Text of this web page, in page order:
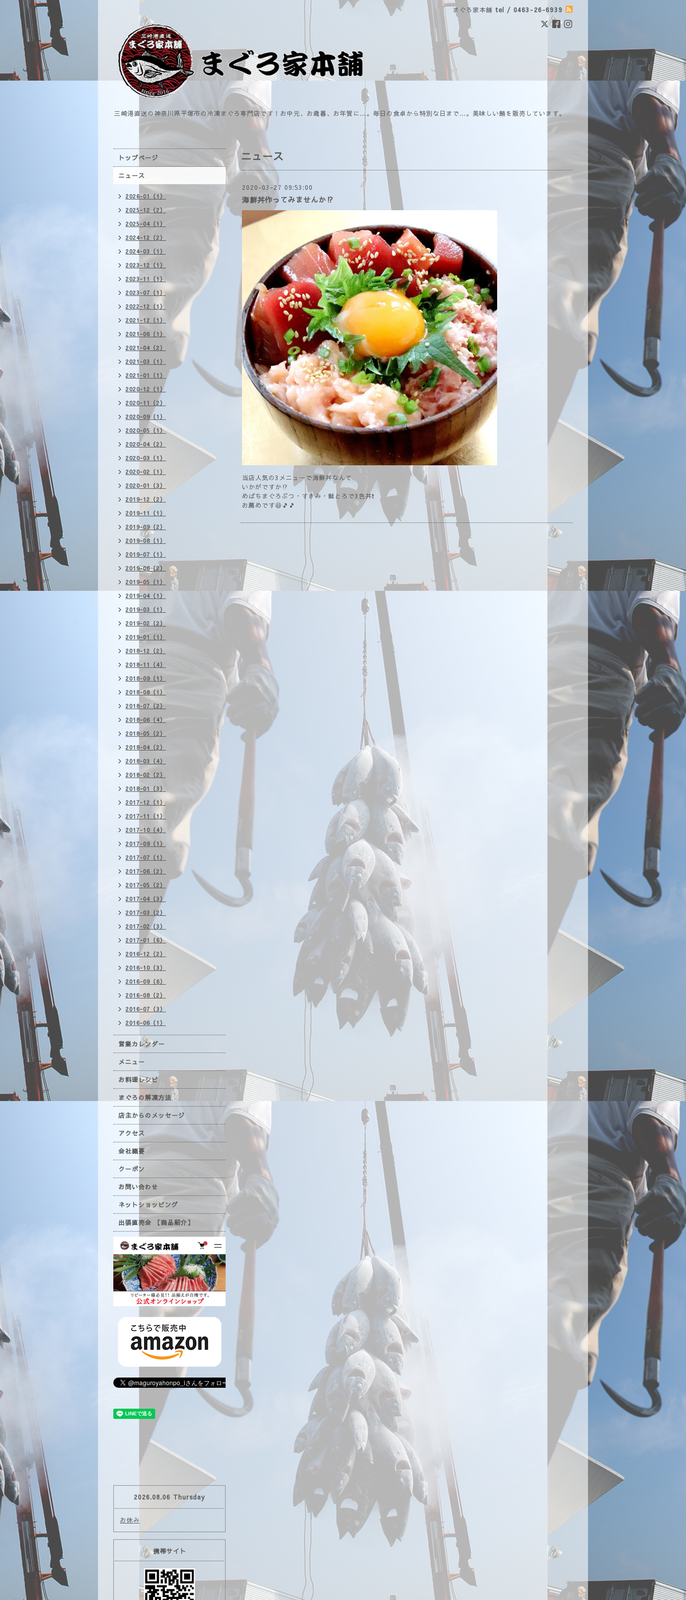
まぐろ家本舗 tel / 0463-26-6939
三崎港直送の神奈川県平塚市の冷凍まぐろ専門店です！お中元、お歳暮、お年賀に…。毎日の食卓から特別な日まで…。美味しい鮪を販売しています。
ニュース
2020-03-27 09:53:00
海鮮丼作ってみませんか⁉️
当店人気の3メニューで海鮮丼なんて
いかがですか⁉️
めばちまぐろぶつ・すきみ・鮭とろで3色丼❗
お薦めです😆🎵🎵
トップページ
ニュース
2026-01（1）
2025-12（2）
2025-04（1）
2024-12（2）
2024-03（1）
2023-12（1）
2023-11（1）
2023-07（1）
2022-12（1）
2021-12（1）
2021-06（1）
2021-04（2）
2021-03（1）
2021-01（1）
2020-12（1）
2020-11（2）
2020-09（1）
2020-05（1）
2020-04（2）
2020-03（1）
2020-02（1）
2020-01（3）
2019-12（2）
2019-11（1）
2019-09（2）
2019-08（1）
2019-07（1）
2019-06（2）
2019-05（1）
2019-04（1）
2019-03（1）
2019-02（2）
2019-01（1）
2018-12（2）
2018-11（4）
2018-09（1）
2018-08（1）
2018-07（2）
2018-06（4）
2018-05（2）
2018-04（2）
2018-03（4）
2018-02（2）
2018-01（3）
2017-12（1）
2017-11（1）
2017-10（4）
2017-09（1）
2017-07（1）
2017-06（2）
2017-05（2）
2017-04（3）
2017-03（2）
2017-02（3）
2017-01（6）
2016-12（2）
2016-10（3）
2016-09（6）
2016-08（2）
2016-07（3）
2016-06（1）
営業カレンダー
メニュー
お料理レシピ
まぐろの解凍方法
店主からのメッセージ
アクセス
会社概要
クーポン
お問い合わせ
ネットショッピング
出張直売会 【商品紹介】
2026.08.06 Thursday
お休み
携帯サイト